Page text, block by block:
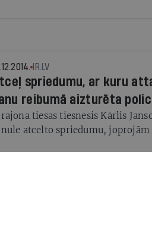
IR.LV
spriedumu, ar kuru
reibumā aizturēta
tiesas tiesnesis Kārlis
atcelto spriedumu, joprojām